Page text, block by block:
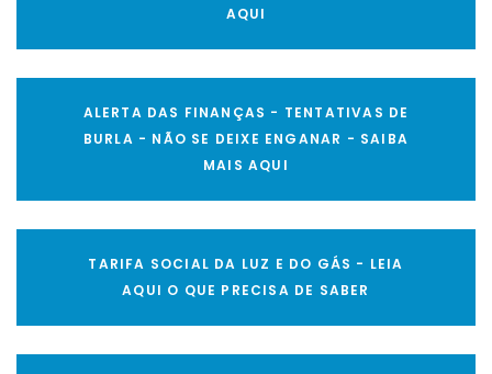
AQUI
ALERTA DAS FINANÇAS - TENTATIVAS DE
BURLA - NÃO SE DEIXE ENGANAR - SAIBA
MAIS AQUI
TARIFA SOCIAL DA LUZ E DO GÁS - LEIA
AQUI O QUE PRECISA DE SABER